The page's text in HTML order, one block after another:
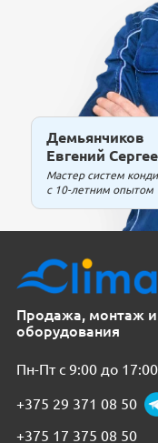
Демьянчиков
Евгений
Мастер систем
с 10-летним опытом
Продажа, монтаж и
оборудования
Пн-Пт с 9:00 до 17:00
+375 29 371 08 50
+375 17 375 08 50